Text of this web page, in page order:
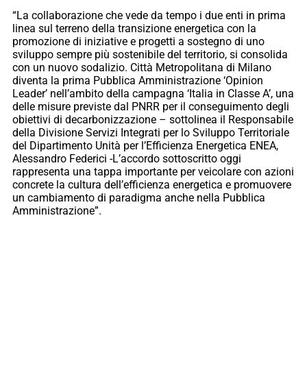
“La collaborazione che vede da tempo i due enti in prima
linea sul terreno della transizione energetica con la
promozione di iniziative e progetti a sostegno di uno
sviluppo sempre più sostenibile del territorio, si consolida
con un nuovo sodalizio. Città Metropolitana di Milano
diventa la prima Pubblica Amministrazione ‘Opinion
Leader’ nell’ambito della campagna ‘Italia in Classe A’, una
delle misure previste dal PNRR per il conseguimento degli
obiettivi di decarbonizzazione – sottolinea il Responsabile
della Divisione Servizi Integrati per lo Sviluppo Territoriale
del Dipartimento Unità per l’Efficienza Energetica ENEA,
Alessandro Federici -L’accordo sottoscritto oggi
rappresenta una tappa importante per veicolare con azioni
concrete la cultura dell’efficienza energetica e promuovere
un cambiamento di paradigma anche nella Pubblica
Amministrazione”.